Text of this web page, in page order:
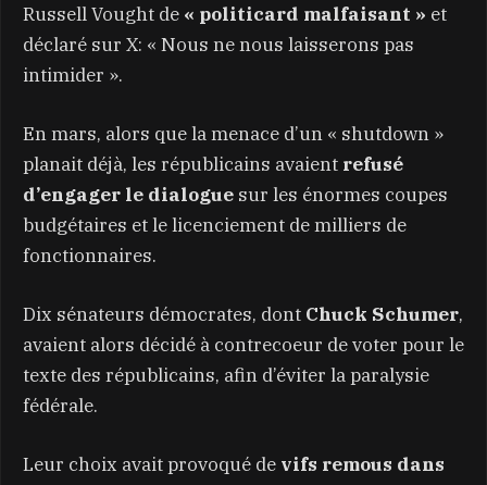
Russell Vought de « politicard malfaisant » et
déclaré sur X: « Nous ne nous laisserons pas
intimider ».
En mars, alors que la menace d’un « shutdown »
planait déjà, les républicains avaient refusé
d’engager le dialogue sur les énormes coupes
budgétaires et le licenciement de milliers de
fonctionnaires.
Dix sénateurs démocrates, dont Chuck Schumer,
avaient alors décidé à contrecoeur de voter pour le
texte des républicains, afin d’éviter la paralysie
fédérale.
Leur choix avait provoqué de vifs remous dans